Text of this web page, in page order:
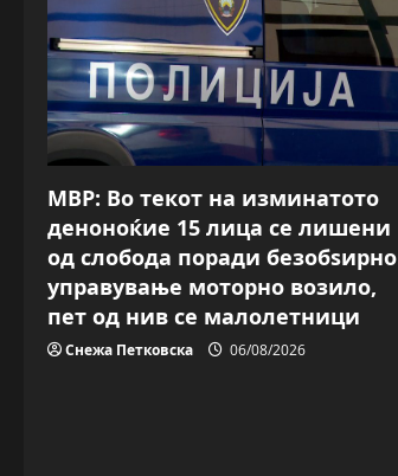
МВР: Во текот на изминатото
деноноќие 15 лица се лишени
од слобода поради безобѕирно
управување моторно возило,
пет од нив се малолетници
Снежа Петковска 06/08/2026